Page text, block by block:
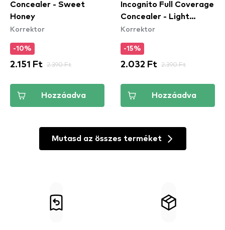
Concealer - Sweet
Honey
Korrektor
-10%
2.151 Ft 2.390 Ft
Hozzáadva
Incognito Full Coverage
Concealer - Light
Medium - korrektor
Korrektor
-15%
2.032 Ft 2.390 Ft
Hozzáadva
Mutasd az összes terméket